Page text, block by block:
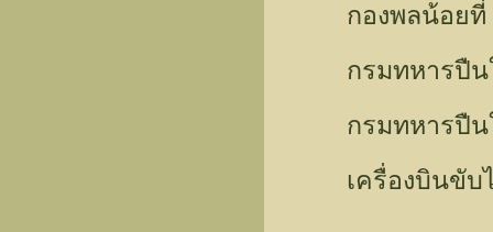
กองพลน้อยที่ ๕
กรมทหารปืนใ
กรมทหารปืนใ
เครื่องบินขับไล่